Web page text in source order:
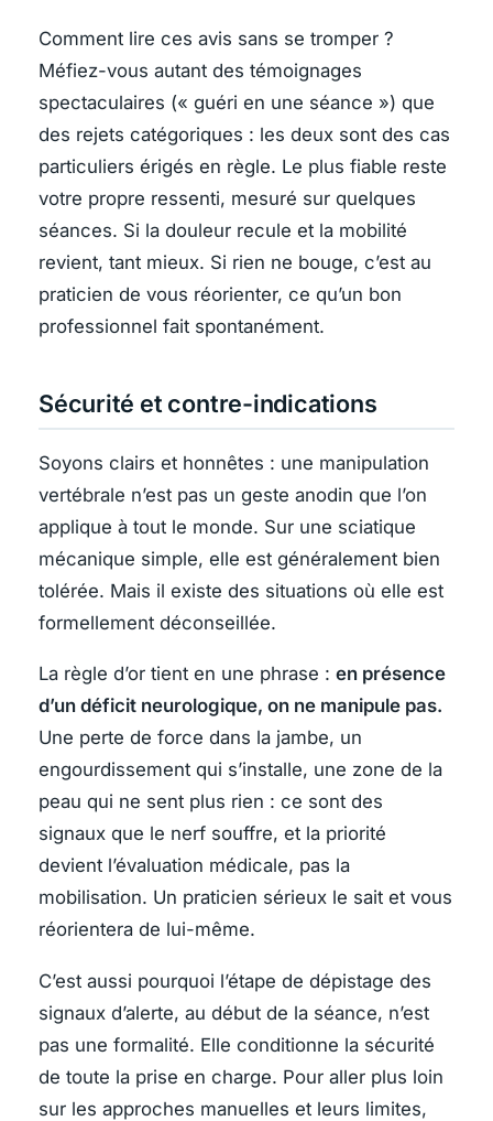
Comment lire ces avis sans se tromper ?
Méfiez-vous autant des témoignages
spectaculaires (« guéri en une séance ») que
des rejets catégoriques : les deux sont des cas
particuliers érigés en règle. Le plus fiable reste
votre propre ressenti, mesuré sur quelques
séances. Si la douleur recule et la mobilité
revient, tant mieux. Si rien ne bouge, c’est au
praticien de vous réorienter, ce qu’un bon
professionnel fait spontanément.
Sécurité et contre-indications
Soyons clairs et honnêtes : une manipulation
vertébrale n’est pas un geste anodin que l’on
applique à tout le monde. Sur une sciatique
mécanique simple, elle est généralement bien
tolérée. Mais il existe des situations où elle est
formellement déconseillée.
La règle d’or tient en une phrase : en présence
d’un déficit neurologique, on ne manipule pas.
Une perte de force dans la jambe, un
engourdissement qui s’installe, une zone de la
peau qui ne sent plus rien : ce sont des
signaux que le nerf souffre, et la priorité
devient l’évaluation médicale, pas la
mobilisation. Un praticien sérieux le sait et vous
réorientera de lui-même.
C’est aussi pourquoi l’étape de dépistage des
signaux d’alerte, au début de la séance, n’est
pas une formalité. Elle conditionne la sécurité
de toute la prise en charge. Pour aller plus loin
sur les approches manuelles et leurs limites,